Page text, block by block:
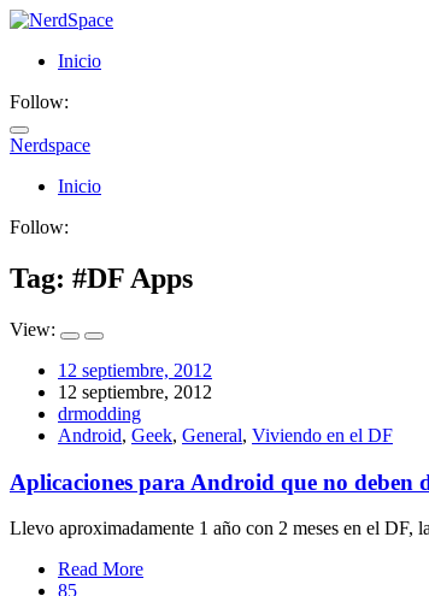
Inicio
Follow:
Nerdspace
NerdSpace
Inicio
Follow:
Tag: #DF Apps
View:
12 septiembre, 2012
12 septiembre, 2012
drmodding
Android, Geek, General, Viviendo en el DF
Aplicaciones para Android que no deben
Llevo aproximadamente 1 año con 2 meses en el
Read More
85